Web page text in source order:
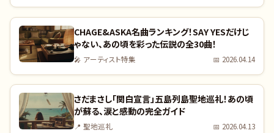
CHAGE&ASKA名曲ランキング！SAY YESだけじ
ゃない、あの頃を彩った伝説の全30曲！
🎤 アーティスト特集 📅 2026.04.14
さだまさし「関白宣言」五島列島聖地巡礼！あの頃
が蘇る、涙と感動の完全ガイド
📍 聖地巡礼 📅 2026.04.13